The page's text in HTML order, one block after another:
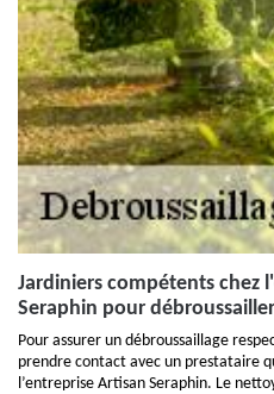
Jardiniers compétents chez
Seraphin pour
Pour assurer un débroussaillage
prendre contact avec un prestataire
l’entreprise Artisan Seraphin. Le